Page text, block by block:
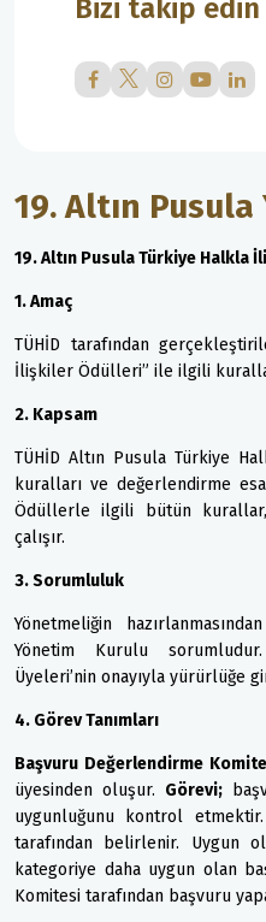
19. Altın
19. Altın Pusula Türkiye
1. Amaç
TÜHİD tarafından
İlişkiler Ödülleri” ile ilgili
2. Kapsam
TÜHİD Altın Pusula Türkiye
kuralları ve değerlendirme
Ödüllerle ilgili bütün
çalışır.
3. Sorumluluk
Yönetmeliğin
Yönetim Kurulu
Üyeleri’nin onayıyla yürürlüğe
4. Görev Tanımları
Başvuru Değerlendirme
üyesinden oluşur. Görevi;
uygunluğunu kontrol
tarafından belirlenir. Uygun
kategoriye daha uygun olan
Komitesi tarafından başvuru
Bizi takip edin